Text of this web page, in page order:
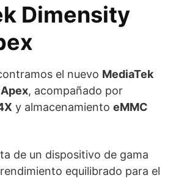
Dimensity
el nuevo MediaTek
, acompañado por
y almacenamiento eMMC
de un dispositivo de gama
equilibrado para el